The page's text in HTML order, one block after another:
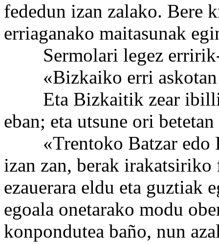
fededun izan zalako. Bere
erriaganako maitasunak
Sermolari legez
«Bizkaiko erri askotan
Eta Bizkaitik zear ibilli
eban; eta utsune ori
«Trentoko Batzar edo
izan zan, berak irakatsiriko
ezauerara eldu eta guztiak
egoala onetarako modu
konpondutea baño, nun